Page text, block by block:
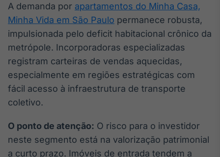
A demanda por apartamentos do Minha Casa,
Minha Vida em São Paulo permanece robusta,
impulsionada pelo deficit habitacional crônico da
metrópole. Incorporadoras especializadas
registram carteiras de vendas aquecidas,
especialmente em regiões estratégicas com
fácil acesso à infraestrutura de transporte
coletivo.
O ponto de atenção: O risco para o investidor
neste segmento está na valorização patrimonial
a curto prazo. Imóveis de entrada tendem a